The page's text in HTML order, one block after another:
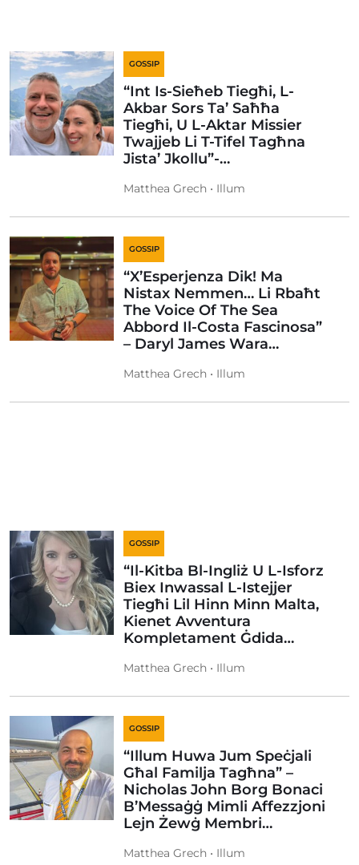
GOSSIP
“Int Is-Sieħeb Tiegħi, L-
Akbar Sors Ta’ Saħħa
Tiegħi, U L-Aktar Missier
Twajjeb Li T-Tifel Tagħna
Jista’ Jkollu”-…
Matthea Grech • Illum
GOSSIP
“X’Esperjenza Dik! Ma
Nistax Nemmen… Li Rbaħt
The Voice Of The Sea
Abbord Il-Costa Fascinosa”
– Daryl James Wara…
Matthea Grech • Illum
GOSSIP
“Il-Kitba Bl-Ingliż U L-Isforz
Biex Inwassal L-Istejjer
Tiegħi Lil Hinn Minn Malta,
Kienet Avventura
Kompletament Ġdida…
Matthea Grech • Illum
GOSSIP
“Illum Huwa Jum Speċjali
Għal Familja Tagħna” –
Nicholas John Borg Bonaci
B’Messaġġ Mimli Affezzjoni
Lejn Żewġ Membri…
Matthea Grech • Illum